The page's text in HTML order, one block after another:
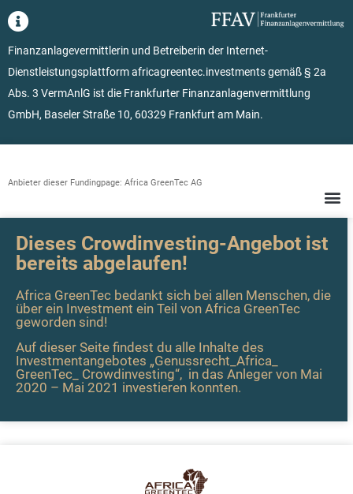
Finanzanlagevermittlerin und Betreiberin der Internet-
Dienstleistungsplattform africagreentec.investments gemäß § 2a
Abs. 3 VermAnlG ist die Frankfurter Finanzanlagenvermittlung
GmbH, Baseler Straße 10, 60329 Frankfurt am Main.
Anbieter dieser Fundingpage: Africa GreenTec AG
Dieses Crowdinvesting-Angebot ist
bereits abgelaufen!
Africa GreenTec bedankt sich bei allen Menschen, die
über ein Investment ein Teil von Africa GreenTec
geworden sind!
Auf dieser Seite findest du alle Inhalte des
Investmentangebotes „Genussrecht_Africa_
GreenTec_ Crowdinvesting“, in das Anleger von Mai
2020 – Mai 2021 investieren konnten.